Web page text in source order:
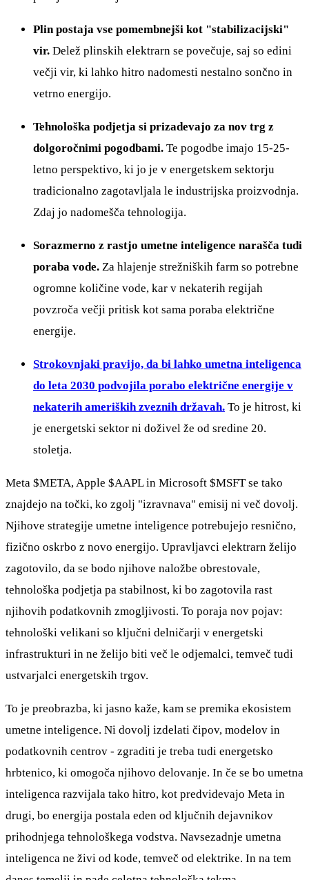
Plin postaja vse pomembnejši kot "stabilizacijski"
vir. Delež plinskih elektrarn se povečuje, saj so edini
večji vir, ki lahko hitro nadomesti nestalno sončno in
vetrno energijo.
Tehnološka podjetja si prizadevajo za nov trg z
dolgoročnimi pogodbami. Te pogodbe imajo 15-25-
letno perspektivo, ki jo je v energetskem sektorju
tradicionalno zagotavljala le industrijska proizvodnja.
Zdaj jo nadomešča tehnologija.
Sorazmerno z rastjo umetne inteligence narašča tudi
poraba vode. Za hlajenje strežniških farm so potrebne
ogromne količine vode, kar v nekaterih regijah
povzroča večji pritisk kot sama poraba električne
energije.
Strokovnjaki pravijo, da bi lahko umetna inteligenca
do leta 2030 podvojila porabo električne energije v
nekaterih ameriških zveznih državah. To je hitrost, ki
je energetski sektor ni doživel že od sredine 20.
stoletja.
Meta $META, Apple $AAPLin Microsoft $MSFTse tako
znajdejo na točki, ko zgolj "izravnava" emisij ni več dovolj.
Njihove strategije umetne inteligence potrebujejo resnično,
fizično oskrbo z novo energijo. Upravljavci elektrarn želijo
zagotovilo, da se bodo njihove naložbe obrestovale,
tehnološka podjetja pa stabilnost, ki bo zagotovila rast
njihovih podatkovnih zmogljivosti. To poraja nov pojav:
tehnološki velikani so ključni delničarji v energetski
infrastrukturi in ne želijo biti več le odjemalci, temveč tudi
ustvarjalci energetskih trgov.
To je preobrazba, ki jasno kaže, kam se premika ekosistem
umetne inteligence. Ni dovolj izdelati čipov, modelov in
podatkovnih centrov - zgraditi je treba tudi energetsko
hrbtenico, ki omogoča njihovo delovanje. In če se bo umetna
inteligenca razvijala tako hitro, kot predvidevajo Meta in
drugi, bo energija postala eden od ključnih dejavnikov
prihodnjega tehnološkega vodstva. Navsezadnje umetna
inteligenca ne živi od kode, temveč od elektrike. In na tem